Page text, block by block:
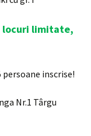
locuri limitate,
inscrise!
Nr.1 Târgu